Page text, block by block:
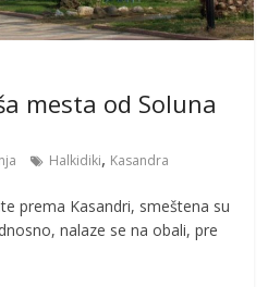
mesta od Soluna
Halkidiki, Kasandra
prema Kasandri, smeštena su
nalaze se na obali, pre